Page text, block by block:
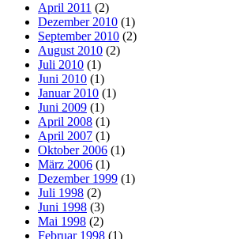
April 2011 (2)
Dezember 2010 (1)
September 2010 (2)
August 2010 (2)
Juli 2010 (1)
Juni 2010 (1)
Januar 2010 (1)
Juni 2009 (1)
April 2008 (1)
April 2007 (1)
Oktober 2006 (1)
März 2006 (1)
Dezember 1999 (1)
Juli 1998 (2)
Juni 1998 (3)
Mai 1998 (2)
Februar 1998 (1)